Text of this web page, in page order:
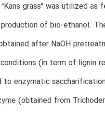
grass” was utilized as
of bio-ethanol.
after NaOH
(in term of lignin
to enzymatic
(obtained from